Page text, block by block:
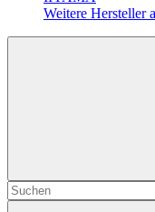
Weitere Hersteller